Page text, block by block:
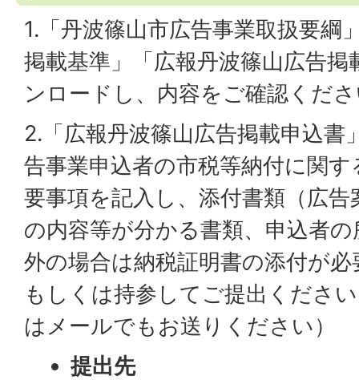
1.「丹波篠山市広告事業取扱要綱
掲載基準」「広報丹波篠山広告
ンロードし、内容をご確認くだ
2.「広報丹波篠山広告掲載申込書
告事業申込者の市税等納付に関
要事項を記入し、添付書類（広告
の内容等が分かる書類、申込者
外の場合は納税証明書の添付が
もしくは持参してご提出くださ
はメールでもお送りください）
提出先